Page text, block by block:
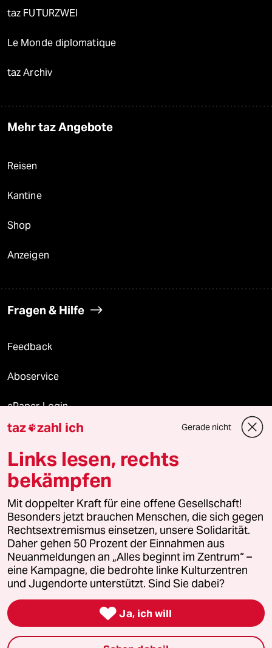
taz FUTURZWEI
Le Monde diplomatique
taz Archiv
Mehr taz Angebote
Reisen
Kantine
Shop
Anzeigen
Fragen & Hilfe
Feedback
Aboservice
ePaper Login
Downloads für Abonnierende
© 2026 taz Verlags und Vertriebs GmbH
Alle Rechte vorbehalten. Bei rechtlichen Fragen oder für Genehmigungen
wenden Sie sich bitte an lizenzen@taz.de
Feedback Redaktionsstatut Kommune-Richtlinien
Leitlinie Informant Datenschutz Impressum AGB
Seitenwende Einwilligungen widerrufen (Ads)
taz zahl ich Gerade nicht
Links lesen, rechts
bekämpfen
Mit doppelter Kraft für eine offene Gesellschaft!
Besonders jetzt brauchen Menschen, die sich gegen
Rechtsextremismus einsetzen, unsere Solidarität.
Daher gehen 50 Prozent der Einnahmen aus
Neuanmeldungen an „Alles beginnt im Zentrum“ –
eine Kampagne, die bedrohte linke Kulturzentren
und Jugendorte unterstützt. Sind Sie dabei?
 Ja, ich will